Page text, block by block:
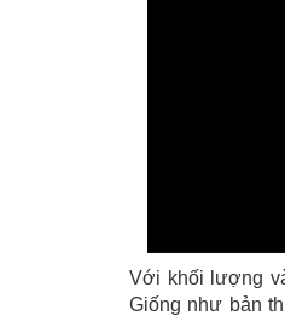
Với khối lượng
Giống như bản